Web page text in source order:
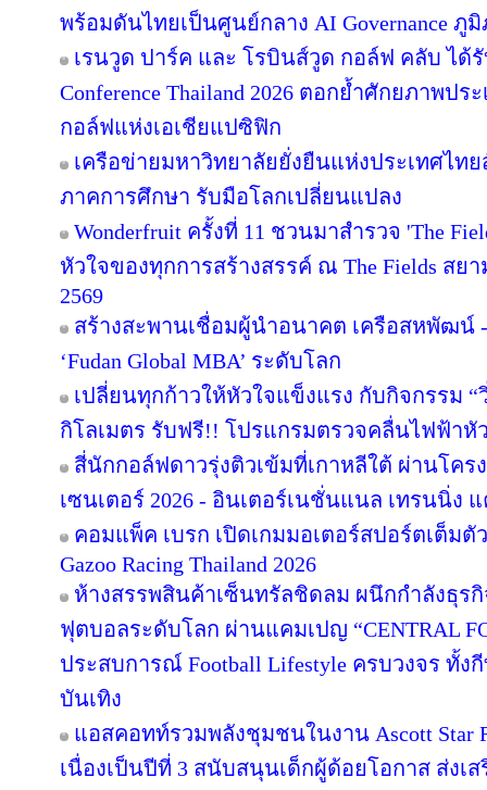
พร้อมดันไทยเป็นศูนย์กลาง AI Governance ภู
เรนวูด ปาร์ค และ โรบินส์วูด กอล์ฟ คลับ ได้รั
Conference Thailand 2026 ตอกย้ำศักยภาพป
กอล์ฟแห่งเอเชียแปซิฟิก
เครือข่ายมหาวิทยาลัยยั่งยืนแห่งประเทศไท
ภาคการศึกษา รับมือโลกเปลี่ยนแปลง
Wonderfruit ครั้งที่ 11 ชวนมาสำรวจ 'The
หัวใจของทุกการสร้างสรรค์ ณ The Fields ส
2569
สร้างสะพานเชื่อมผู้นำอนาคต เครือสหพัฒ
‘Fudan Global MBA’ ระดับโลก
เปลี่ยนทุกก้าวให้หัวใจแข็งแรง กับกิจกรรม “
กิโลเมตร รับฟรี!! โปรแกรมตรวจคลื่นไฟฟ้าหั
สี่นักกอล์ฟดาวรุ่งติวเข้มที่เกาหลีใต้ ผ่านโคร
เซนเตอร์ 2026 - อินเตอร์เนชั่นแนล เทรนนิ่ง
คอมแพ็ค เบรก เปิดเกมมอเตอร์สปอร์ตเต็มตั
Gazoo Racing Thailand 2026
ห้างสรรพสินค้าเซ็นทรัลชิดลม ผนึกกำลังธุร
ฟุตบอลระดับโลก ผ่านแคมเปญ “CENTRAL
ประสบการณ์ Football Lifestyle ครบวงจร ทั้
บันเทิง
แอสคอทท์รวมพลังชุมชนในงาน Ascott Star
เนื่องเป็นปีที่ 3 สนับสนุนเด็กผู้ด้อยโอกาส ส่งเ